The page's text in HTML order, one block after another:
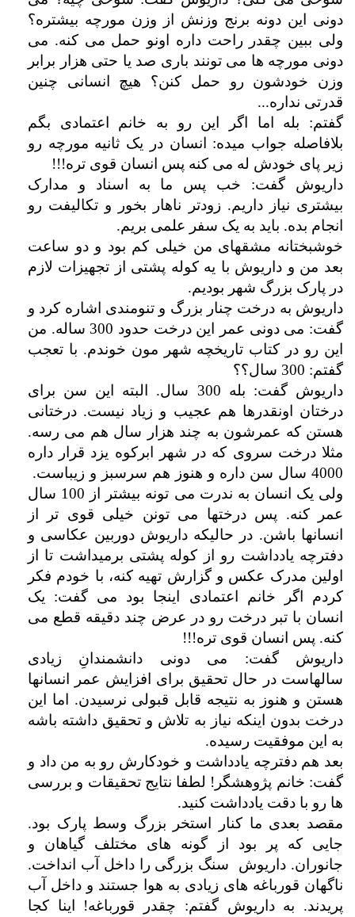
دونی این دونه برنج وزنش از وزن مورچه بیشتره؟
ولی ببین چقدر راحت داره اونو حمل می کنه. می
دونی مورچه ها می تونند باری صد یا حتی هزار برابر
وزن خودشون رو حمل کنن؟ هیچ انسانی چنین
قدرتی نداره...
گفتم: بله اما اگر این رو به خانم اعتمادی بگم
بلافاصله جواب میده: انسان در یک ثانیه مورچه رو
زیر پای خودش له می کنه پس انسان قوی تره!!!
داریوش گفت: خب پس ما به اسناد و مدارک
بیشتری نیاز داریم. زودتر ناهار بخور و تکالیفت رو
انجام بده. باید به یک سفر علمی بریم.
خوشبختانه مشقهای من خیلی کم بود و دو ساعت
بعد من و داریوش با یه کوله پشتی از تجهیزات لازم
در پارک بزرگ شهر بودیم.
داریوش به درخت چنار بزرگ و تنومندی اشاره کرد و
گفت: می دونی عمر این درخت حدود 300 ساله. من
این رو در کتاب تاریخچه شهر مون خوندم. با تعجب
گفتم: 300 سال؟؟
داریوش گفت: بله 300 سال. البته این سن برای
درختان اونقدرها هم عجیب و زیاد نیست. درختانی
هستن که عمرشون به چند هزار سال هم می رسه.
مثلا درخت سروی که در شهر ابرکوه یزد قرار داره
4000 سال سن داره و هنوز هم سرسبز و زیباست.
ولی یک انسان به ندرت می تونه بیشتر از 100 سال
عمر کنه. پس درختها می تونن خیلی قوی تر از
انسانها باشن. در حالیکه داریوش دوربین عکاسی و
دفترچه یادداشت رو از کوله پشتی برمیداشت تا از
اولین مدرک عکس و گزارش تهیه کنه، با خودم فکر
کردم اگر خانم اعتمادی اینجا بود می گفت: یک
انسان با تبر درخت رو در عرض چند دقیقه قطع می
کنه. پس انسان قوی تره!!!
داریوش گفت: می دونی دانشمندانِ زیادی
سالهاست در حال تحقیق برای افزایش عمر انسانها
هستن و هنوز به نتیجه قابل قبولی نرسیدن. اما این
درخت بدون اینکه نیاز به تلاش و تحقیق داشته باشه
به این موفقیت رسیده.
بعد هم دفترچه یادداشت و خودکارش رو به من داد و
گفت: خانم پژوهشگر! لطفا نتایج تحقیقات و بررسی
ها رو با دقت یادداشت کنید.
مقصد بعدی ما کنار استخر بزرگ وسط پارک بود.
جایی که پر بود از گونه های مختلف گیاهان و
جانوران. داریوش سنگ بزرگی را داخل آب انداخت.
ناگهان قورباغه های زیادی به هوا جستند و داخل آب
پریدند. به داریوش گفتم: چقدر قورباغه! اینا کجا